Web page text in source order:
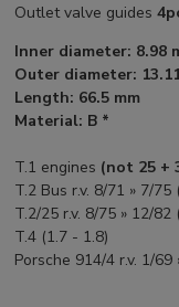
Outlet valve guides
Inner diameter: 8.98
Outer diameter:
Length: 66.5 mm
Material: B *
T.1 engines (not 25 +
T.2 Bus r.v. 8/71 » 7/75
T.2/25 r.v. 8/75 » 12/
T.4 (1.7 - 1.8)
Porsche 914/4 r.v. 1/